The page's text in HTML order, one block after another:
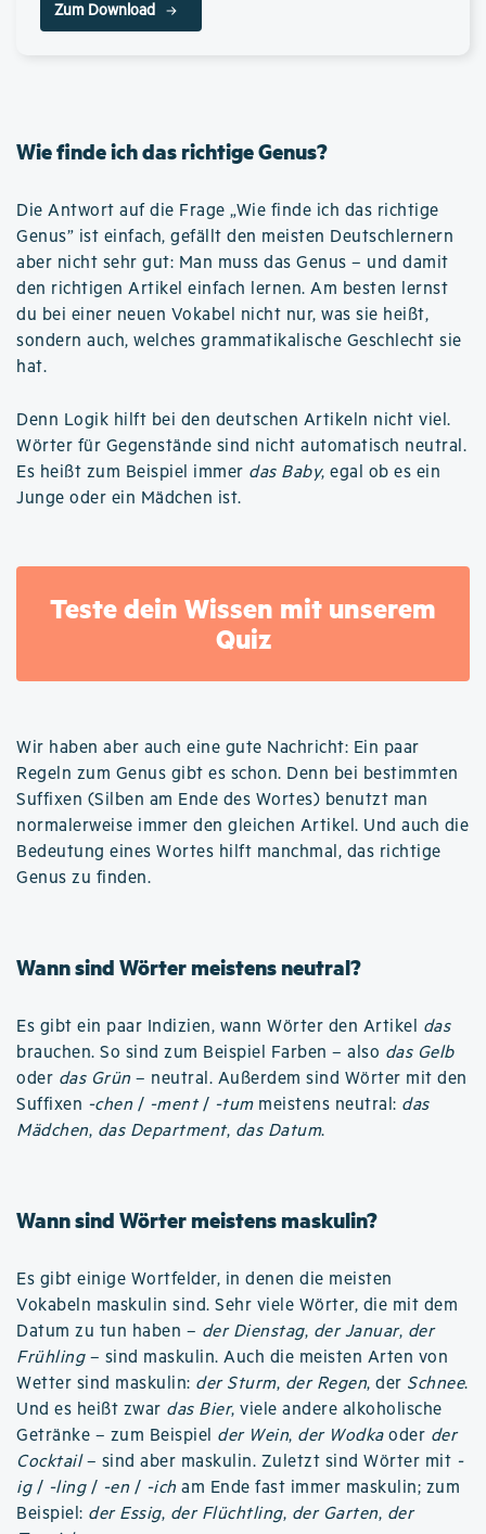
Zum Download
Wie finde ich das richtige Genus?
Die Antwort auf die Frage „Wie finde ich das richtige
Genus” ist einfach, gefällt den meisten Deutschlernern
aber nicht sehr gut: Man muss das Genus – und damit
den richtigen Artikel einfach lernen. Am besten lernst
du bei einer neuen Vokabel nicht nur, was sie heißt,
sondern auch, welches grammatikalische Geschlecht sie
hat.
Denn Logik hilft bei den deutschen Artikeln nicht viel.
Wörter für Gegenstände sind nicht automatisch neutral.
Es heißt zum Beispiel immer das Baby, egal ob es ein
Junge oder ein Mädchen ist.
Teste dein Wissen mit unserem
Quiz
Wir haben aber auch eine gute Nachricht: Ein paar
Regeln zum Genus gibt es schon. Denn bei bestimmten
Suffixen (Silben am Ende des Wortes) benutzt man
normalerweise immer den gleichen Artikel. Und auch die
Bedeutung eines Wortes hilft manchmal, das richtige
Genus zu finden.
Wann sind Wörter meistens neutral?
Es gibt ein paar Indizien, wann Wörter den Artikel das
brauchen. So sind zum Beispiel Farben – also das Gelb
oder das Grün – neutral. Außerdem sind Wörter mit den
Suffixen -chen / -ment/ -tummeistens neutral: das
Mädchen, das Department, das Datum.
Wann sind Wörter meistens maskulin?
Es gibt einige Wortfelder, in denen die meisten
Vokabeln maskulin sind. Sehr viele Wörter, die mit dem
Datum zu tun haben – der Dienstag, der Januar, der
Frühling– sind maskulin. Auch die meisten Arten von
Wetter sind maskulin: der Sturm, der Regen, der Schnee.
Und es heißt zwar das Bier, viele andere alkoholische
Getränke – zum Beispiel der Wein, der Wodkaoder der
Cocktail– sind aber maskulin. Zuletzt sind Wörter mit -
ig/ -ling/ -en / -ich am Ende fast immer maskulin; zum
Beispiel: der Essig, der Flüchtling, der Garten, der